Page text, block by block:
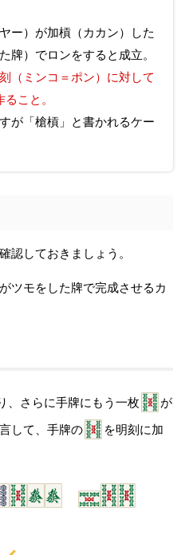
ー）が加槓（カカン）した
牌）でロンをすると成立。
（ミンコ＝ポン）に対して
こと。
が「槍槓」と書かれるケー
認しておきましょう。
ツモをした牌で完成させるカ
、さらに手牌にもう一枚
が
して、手牌の
を明刻に加